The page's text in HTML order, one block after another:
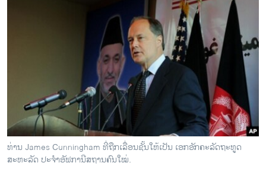
ວິທະຍາສາດ-ເທັກໂນໂລຈີ
ພາສາອັງກິດ
ວີດີໂອ
ສຽງ
ທ່ານ James Cunningham ທີ່ຖືກເລື່ອນຊັ້ນໃຫ້​ເປັນ ​ເອກ​ອັກຄະ​ລັດຖະທູດ​
ສະຫະລັດ​ ປະ​ຈໍາ​ອັຟກາ​ນີສຖານ​ຄົນ​ໃໝ່.